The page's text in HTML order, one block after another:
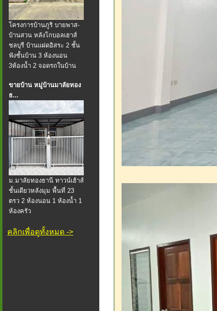
โครงการบ้านภูริ บายพาส-
บ้านสวน หลังโกบอลเฮาส์
ชลบุรี บ้านแฝดอิสระ 2 ชั้น
ฟังชั้นบ้าน 3 ห้องนอน
3ห้องน้ำ 2 จอดรถในบ้าน
ขายบ้าน หมู่บ้านมาลัยทอง
ธ...
ม.มาลัยทองธานี ทาวน์เฮ้าส์
ชั้นเดียวหลังมุม พื้นที่ 23
ตรว 2 ห้องนอน 1 ห้องน้ำ 1
ห้องครัว
คลิกเพื่อดูทั้งหมด ->